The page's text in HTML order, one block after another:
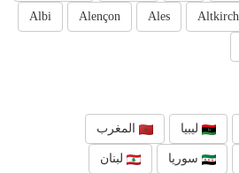
Altkirch
Ales
Alençon
Albi
ليبيا المغرب
سوريا لبنان